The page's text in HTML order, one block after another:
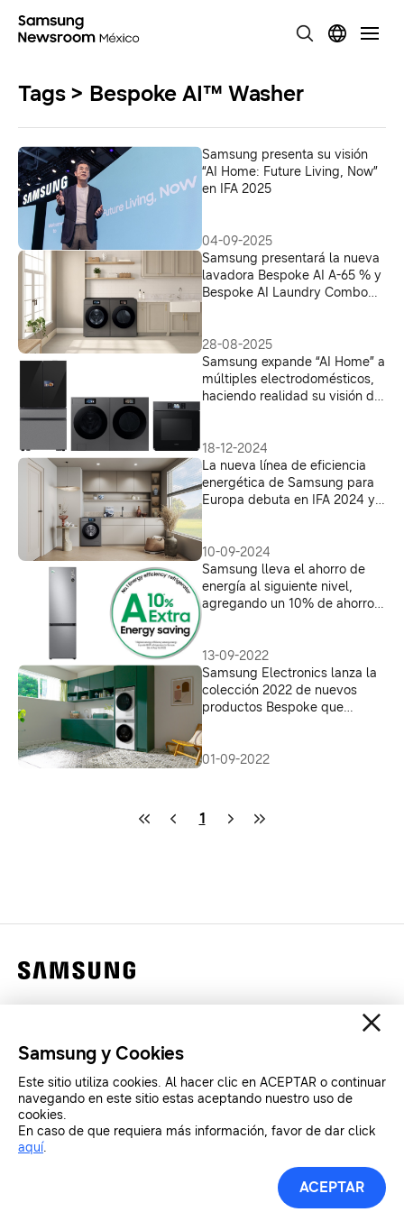
Tags > Bespoke AI™ Washer
Samsung presenta su visión
“AI Home: Future Living, Now”
en IFA 2025
04-09-2025
Samsung presentará la nueva
lavadora Bespoke AI A-65 % y
Bespoke AI Laundry Combo
28-08-2025
Samsung expande “AI Home” a
múltiples electrodomésticos,
haciendo realidad su visión de
18-12-2024
La nueva línea de eficiencia
energética de Samsung para
Europa debuta en IFA 2024 y
10-09-2024
Samsung lleva el ahorro de
energía al siguiente nivel,
agregando un 10% de ahorro
13-09-2022
Samsung Electronics lanza la
colección 2022 de nuevos
productos Bespoke que
01-09-2022
1
Herramientas de Prensa
Legales
SAMSUNG.COM
Copyright© SAMSUNG All Rights Reserved.
Samsung y Cookies
Este sitio utiliza cookies. Al hacer clic en ACEPTAR o continuar
navegando en este sitio estas aceptando nuestro uso de
cookies.
En caso de que requiera más información, favor de dar click
aquí.
ACEPTAR